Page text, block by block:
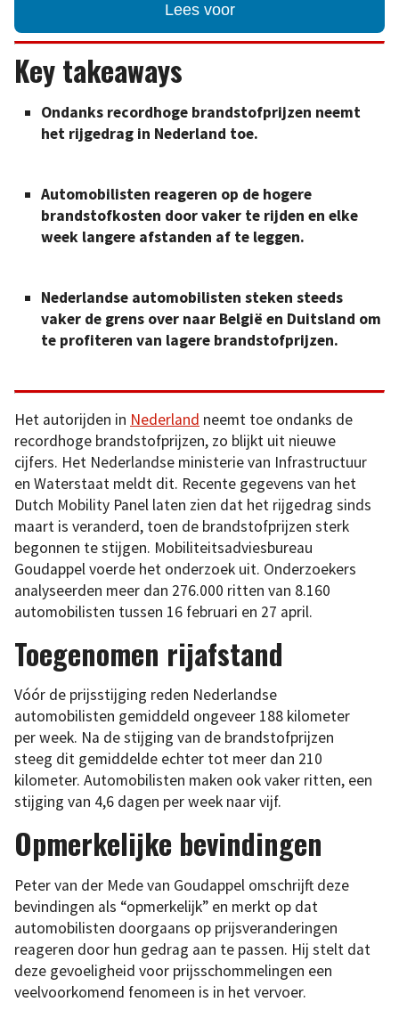
Lees voor
Key takeaways
Ondanks recordhoge brandstofprijzen neemt
het rijgedrag in Nederland toe.
Automobilisten reageren op de hogere
brandstofkosten door vaker te rijden en elke
week langere afstanden af te leggen.
Nederlandse automobilisten steken steeds
vaker de grens over naar België en Duitsland om
te profiteren van lagere brandstofprijzen.
Het autorijden in Nederland neemt toe ondanks de
recordhoge brandstofprijzen, zo blijkt uit nieuwe
cijfers. Het Nederlandse ministerie van Infrastructuur
en Waterstaat meldt dit. Recente gegevens van het
Dutch Mobility Panel laten zien dat het rijgedrag sinds
maart is veranderd, toen de brandstofprijzen sterk
begonnen te stijgen. Mobiliteitsadviesbureau
Goudappel voerde het onderzoek uit. Onderzoekers
analyseerden meer dan 276.000 ritten van 8.160
automobilisten tussen 16 februari en 27 april.
Toegenomen rijafstand
Vóór de prijsstijging reden Nederlandse
automobilisten gemiddeld ongeveer 188 kilometer
per week. Na de stijging van de brandstofprijzen
steeg dit gemiddelde echter tot meer dan 210
kilometer. Automobilisten maken ook vaker ritten, een
stijging van 4,6 dagen per week naar vijf.
Opmerkelijke bevindingen
Peter van der Mede van Goudappel omschrijft deze
bevindingen als “opmerkelijk” en merkt op dat
automobilisten doorgaans op prijsveranderingen
reageren door hun gedrag aan te passen. Hij stelt dat
deze gevoeligheid voor prijsschommelingen een
veelvoorkomend fenomeen is in het vervoer.